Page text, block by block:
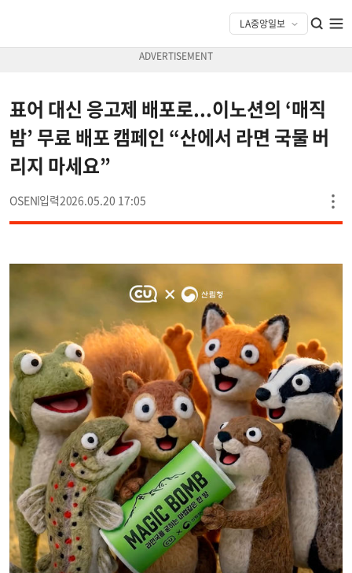
표어 대신 응고제 배포로...이노션의 ‘매직
밤’ 무료 배포 캠페인 “산에서 라면 국물 버
리지 마세요”
OSEN 2026.05.20 17:05